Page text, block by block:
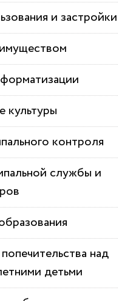
и застройки
культуры
контроля
службы и
над
детьми